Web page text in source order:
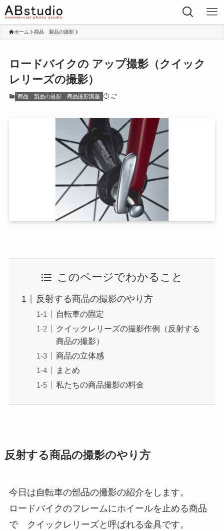
ホーム 商品 製品の撮影
ロードバイクの アップ撮影（クイック
レリーズの撮影）
商品 製品の撮影 商品撮影講座
このページでわかること
反射する商品の撮影のやり方
自転車の固定
クイックレリーズの撮影作例（反射する
商品の撮影）
商品の立体感
まとめ
私たちの商品撮影の料金
反射する商品の撮影のやり方
今日は自転車の部品の撮影の紹介をします。
ロードバイクのフレームにホイールを止める商品
で クイックレリーズと呼ばれる金具です。